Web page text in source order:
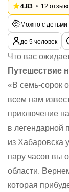
4.83 12
Можно с детьми
до 5 человек
Что вас
Путешествие
«В семь-сорок
всем нам
приключение
в легендарной
из Хабаровска
пару часов вы
области.
которая